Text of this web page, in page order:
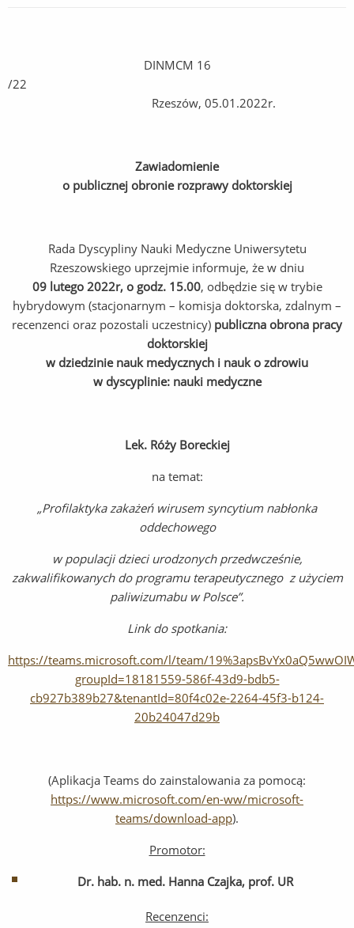
DINMCM 16
/
Rzeszów, 05.01.2022r.
Zawiadomienie
o publicznej obronie rozprawy doktorskiej
Rada Dyscypliny Nauki Medyczne Uniwersytetu
Rzeszowskiego uprzejmie informuje, że w dniu
09 lutego 2022r, o godz. 15.00, odbędzie się w trybie
hybrydowym (stacjonarnym – komisja doktorska, zdalnym –
recenzenci oraz pozostali uczestnicy) publiczna obrona pracy
doktorskiej
w dziedzinie nauk medycznych i nauk o zdrowiu
w dyscyplinie: nauki medyczne
Lek. Róży Boreckiej
na temat:
„Profilaktyka zakażeń wirusem syncytium nabłonka
oddechowego
w populacji dzieci urodzonych przedwcześnie,
zakwalifikowanych do programu terapeutycznego z użyciem
paliwizumabu w Polsce”.
Link do spotkania:
https://teams.microsoft.com/l/team/
groupId=18181559-586f-43d9-bdb5-
cb927b389b27&tenantId=80f4c02e-2264-45f3-b124-
20b24047d29b
(Aplikacja Teams do zainstalowania za pomocą:
https://www.microsoft.com/en-ww/microsoft-
teams/download-app).
Promotor:
Dr. hab. n. med. Hanna Czajka, prof. UR
Recenzenci: